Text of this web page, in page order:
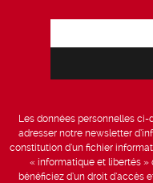
Les données personnelles
adresser notre newsletter
constitution d’un fichier
« informatique et libertés »
bénéficiez d’un droit